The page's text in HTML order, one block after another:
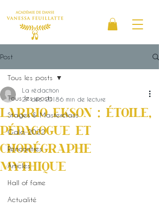
Post
Tous les posts
Stages & Masterclass
Gala 2022
Rencontres
Articles
Hall of fame
Actualité
Tous les posts
LARRIO EKSON : ÉTOILE,
PÉDAGOGUE ET
CHORÉGRAPHE
MYTHIQUE
La rédaction
27 déc. 20186 min de lecture